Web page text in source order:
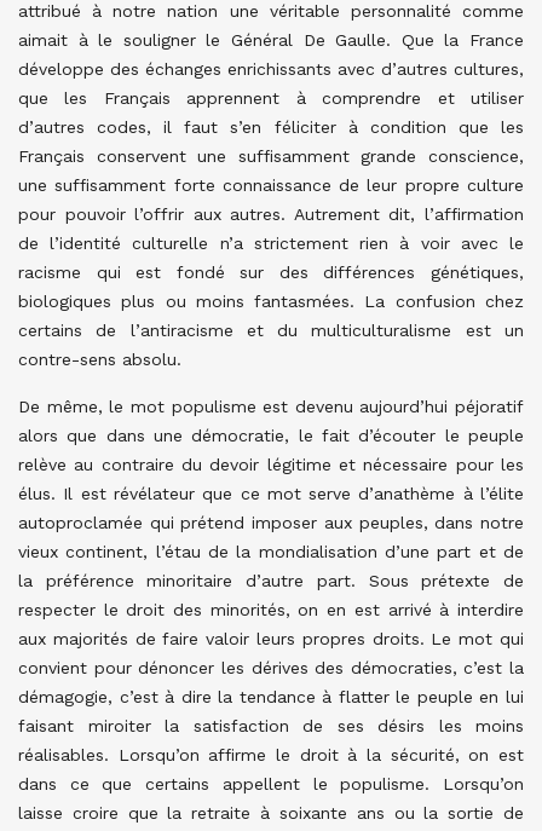
attribué à notre nation une véritable personnalité comme
aimait à le souligner le Général De Gaulle. Que la France
développe des échanges enrichissants avec d’autres cultures,
que les Français apprennent à comprendre et utiliser
d’autres codes, il faut s’en féliciter à condition que les
Français conservent une suffisamment grande conscience,
une suffisamment forte connaissance de leur propre culture
pour pouvoir l’offrir aux autres. Autrement dit, l’affirmation
de l’identité culturelle n’a strictement rien à voir avec le
racisme qui est fondé sur des différences génétiques,
biologiques plus ou moins fantasmées. La confusion chez
certains de l’antiracisme et du multiculturalisme est un
contre-sens absolu.
De même, le mot populisme est devenu aujourd’hui péjoratif
alors que dans une démocratie, le fait d’écouter le peuple
relève au contraire du devoir légitime et nécessaire pour les
élus. Il est révélateur que ce mot serve d’anathème à l’élite
autoproclamée qui prétend imposer aux peuples, dans notre
vieux continent, l’étau de la mondialisation d’une part et de
la préférence minoritaire d’autre part. Sous prétexte de
respecter le droit des minorités, on en est arrivé à interdire
aux majorités de faire valoir leurs propres droits. Le mot qui
convient pour dénoncer les dérives des démocraties, c’est la
démagogie, c’est à dire la tendance à flatter le peuple en lui
faisant miroiter la satisfaction de ses désirs les moins
réalisables. Lorsqu’on affirme le droit à la sécurité, on est
dans ce que certains appellent le populisme. Lorsqu’on
laisse croire que la retraite à soixante ans ou la sortie de